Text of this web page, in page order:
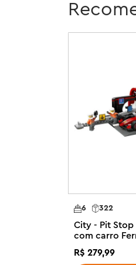
Builder. Aqui eles
Os conjuntos espaciais
personagens
conjunto inclui o
conjuntos LEGO
Brinquedo de exploração
Launchpad para maiores
espacial, plataforma de
Diversão para fãs de
equipamentos, um
322
6
City - Pit Stop
com carro
R$ 279,99